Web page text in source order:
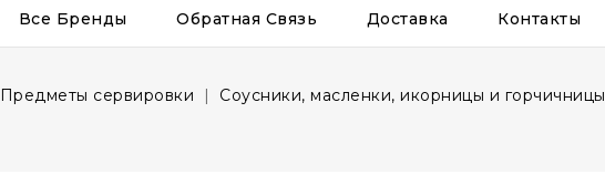
Все Бренды Обратная Связь Доставка Контакты
Предметы сервировки Соусники, масленки, икорницы и горчичницы